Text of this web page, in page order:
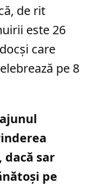
de rit
este 26
care
pe 8
dacă sar
pe